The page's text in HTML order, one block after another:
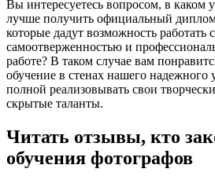
Вы интересуетесь вопросом, в каком
лучше получить официальный
которые дадут возможность работать
самоотверженностью и
работе? В таком случае вам
обучение в стенах нашего надежного
полной реализовывать свои
скрытые таланты.
Читать отзывы, кто
обучения фотографов